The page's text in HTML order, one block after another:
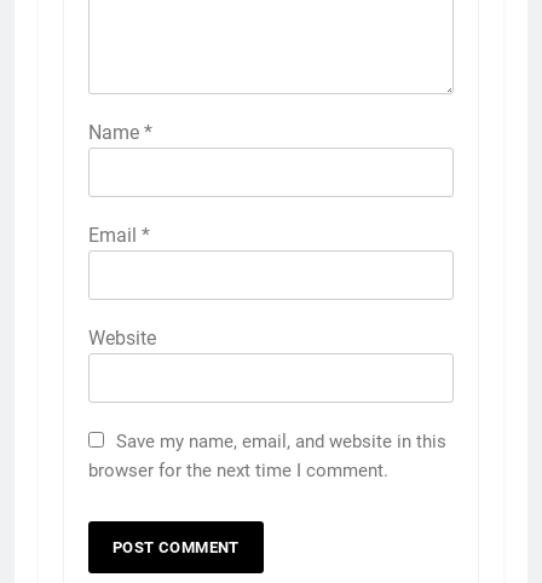
Name *
Email *
Website
Save my name, email, and website in this
browser for the next time I comment.